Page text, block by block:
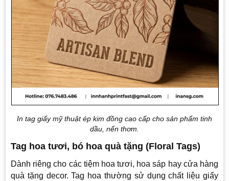
In tag giấy mỹ thuật ép kim đồng cao cấp cho sản phẩm tinh
dầu, nến thơm.
Tag hoa tươi, bó hoa quà tặng (Floral Tags)
Dành riêng cho các tiệm hoa tươi, hoa sáp hay cửa hàng
quà tặng decor. Tag hoa thường sử dụng chất liệu giấy